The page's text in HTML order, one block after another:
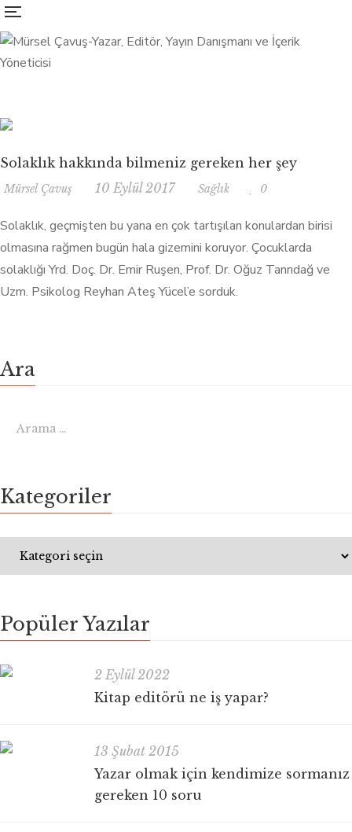
Solaklık hakkında bilmeniz gereken her şey
Mürsel Çavuş 10 Eylül 2017 Sağlık 0
Solaklık, geçmişten bu yana en çok tartışılan konulardan birisi
olmasına rağmen bugün hala gizemini koruyor. Çocuklarda
solaklığı Yrd. Doç. Dr. Emir Ruşen, Prof. Dr. Oğuz Tanrıdağ ve
Uzm. Psikolog Reyhan Ateş Yücel’e sorduk.
Ara
Kategoriler
Popüler Yazılar
2 Eylül 2022
Kitap editörü ne iş yapar?
13 Şubat 2015
Yazar olmak için kendimize sormanız
gereken 10 soru